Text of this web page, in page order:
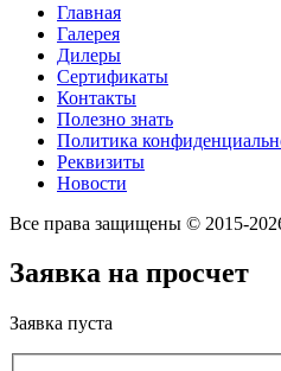
Главная
Галерея
Дилеры
Сертификаты
Контакты
Полезно знать
Политика
Реквизиты
Новости
Все права защищены © 2015-
Заявка на просчет
Заявка пуста